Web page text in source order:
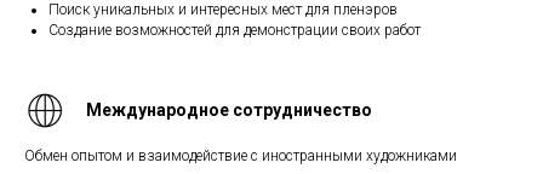
Поиск уникальных и интересных мест для пленэров
Создание возможностей для демонстрации своих работ
Международное сотрудничество
Обмен опытом и взаимодействие с иностранными художниками